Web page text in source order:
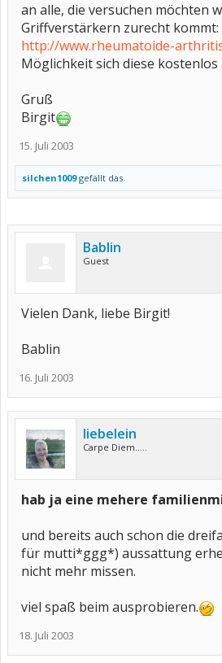
an alle, die versuchen möchten
Griffverstärkern zurecht
http://www.rheumatoide-
Möglichkeit sich diese
Gruß
Birgit
15. Juli 2003
silchen1009gefällt das.
Bablin
Guest
Vielen Dank, liebe Birgit!
Bablin
16. Juli 2003
liebelein
Carpe Diem.....
hab ja eine mehere
und bereits auch schon die
für mutti*ggg*) aussattung
nicht mehr missen.
viel spaß beim ausprobieren.
18. Juli 2003